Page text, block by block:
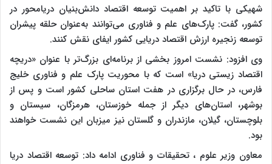
شهیکی با تاکید بر اهمیت توسعه اقتصاد دانش‌بنیان دریامحور در
کشور، گفت: پارک‌های علم و فناوری می‌توانند به‌عنوان حلقه پیشران
توسعه زنجیره ارزش اقتصاد دریایی کشور ایفای نقش کنند.
وی افزود: نشست امروز بخشی از برنامه‌ای بزرگ‌تر با عنوان «دریچه
اقتصاد زیستی دریا» است که با محوریت پارک علم و فناوری خلیج
فارس، در حال برگزاری در هفت استان ساحلی کشور است و پس از
بوشهر، استان‌های دیگر از جمله خوزستان، هرمزگان، سیستان و
بلوچستان، گیلان، مازندران و گلستان نیز میزبان این نشست خواهند
بود.
معاون وزیر علوم ، تحقیقات و فناوری ادامه داد: توسعه اقتصاد دریا